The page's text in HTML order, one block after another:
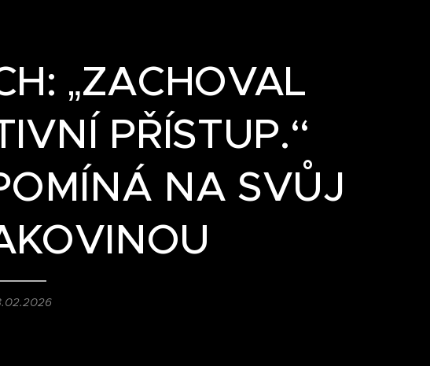
„ZACHOVAL
PŘÍSTUP.“
NA SVŮJ